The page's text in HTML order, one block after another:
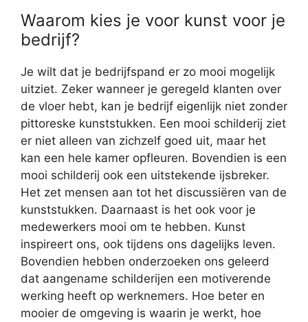
Waarom kies je voor kunst voor je
bedrijf?
Je wilt dat je bedrijfspand er zo mooi mogelijk
uitziet. Zeker wanneer je geregeld klanten over
de vloer hebt, kan je bedrijf eigenlijk niet zonder
pittoreske kunststukken. Een mooi schilderij ziet
er niet alleen van zichzelf goed uit, maar het
kan een hele kamer opfleuren. Bovendien is een
mooi schilderij ook een uitstekende ijsbreker.
Het zet mensen aan tot het discussiëren van de
kunststukken. Daarnaast is het ook voor je
medewerkers mooi om te hebben. Kunst
inspireert ons, ook tijdens ons dagelijks leven.
Bovendien hebben onderzoeken ons geleerd
dat aangename schilderijen een motiverende
werking heeft op werknemers. Hoe beter en
mooier de omgeving is waarin je werkt, hoe